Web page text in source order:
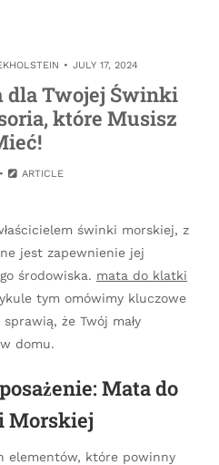
JULY 17, 2024
dla Twojej Świnki
które Musisz
ARTICLE
świnki morskiej, z
jest zapewnienie jej
środowiska. mata do klatki
tym omówimy kluczowe
że Twój mały
domu.
Mata do
Morskiej
elementów, które powinny